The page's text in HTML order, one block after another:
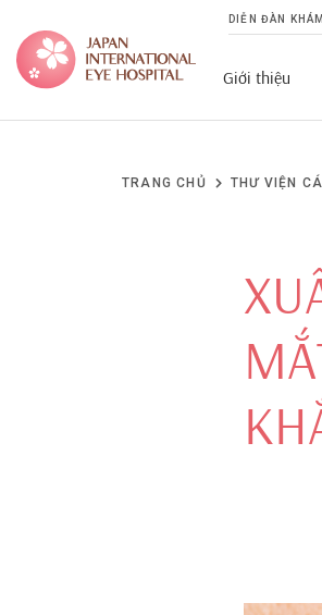
DIỄN ĐÀN
Giới thiệu
TRANG CHỦ THƯ VIỆN